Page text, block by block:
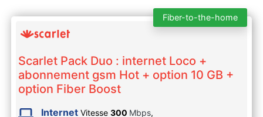
Fiber-to-the-home
Scarlet Pack Duo : internet Loco +
abonnement gsm Hot + option 10 GB +
option Fiber Boost
Internet Vitesse 300 Mbps,